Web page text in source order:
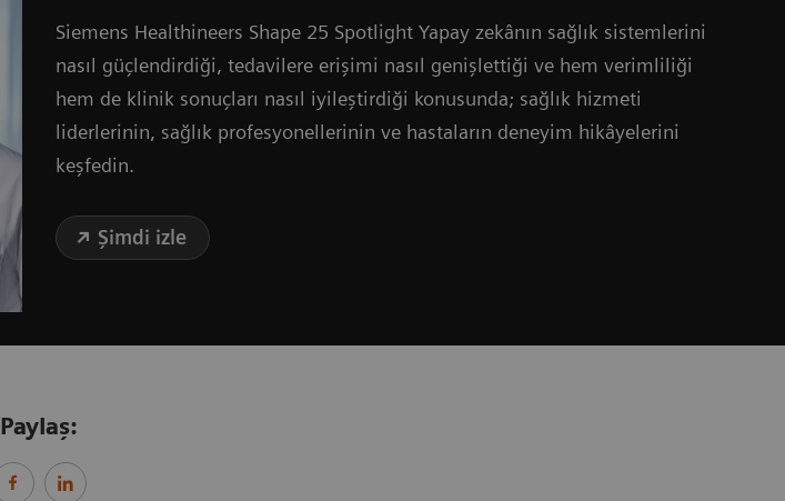
Siemens Healthineers Shape 25 Spotlight Yapay zekânın sağlık sistemlerini
nasıl güçlendirdiği, tedavilere erişimi nasıl genişlettiği ve hem verimliliği
hem de klinik sonuçları nasıl iyileştirdiği konusunda; sağlık hizmeti
liderlerinin, sağlık profesyonellerinin ve hastaların deneyim hikâyelerini
keşfedin.
Şimdi izle
Paylaş: